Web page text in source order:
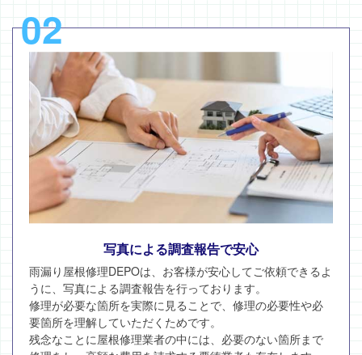
02
写真による調査報告で安心
雨漏り屋根修理DEPOは、お客様が安心してご依頼できるよ
うに、写真による調査報告を行っております。
修理が必要な箇所を実際に見ることで、修理の必要性や必
要箇所を理解していただくためです。
残念なことに屋根修理業者の中には、必要のない箇所まで